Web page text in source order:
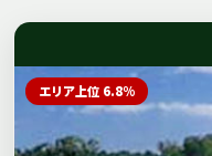
エリア上位 6.8%